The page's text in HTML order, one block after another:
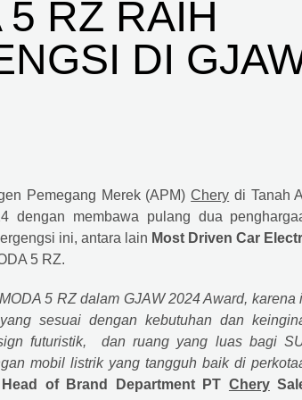
RZ RAIH
DI
Pemegang Merek (APM)Chery di Tanah
dengan membawa pulang dua
ini, antara lain Most Driven Car
5 RZ.
5 RZ dalam GJAW 2024 Award, karena
sesuai dengan kebutuhan dan
futuristik, dan ruang yang luas bagi
mobil listrik yang tangguh baik di
Head of Brand Department PT Chery